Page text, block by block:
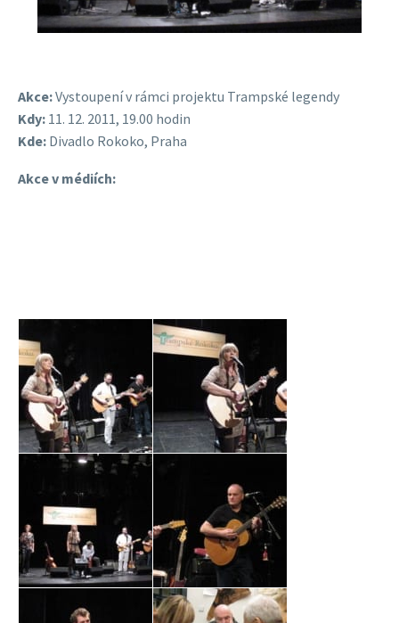
Akce:Vystoupení v rámci projektu Trampské legendy
Kdy: 11. 12. 2011, 19.00 hodin
Kde: Divadlo Rokoko, Praha
Akce v médiích: